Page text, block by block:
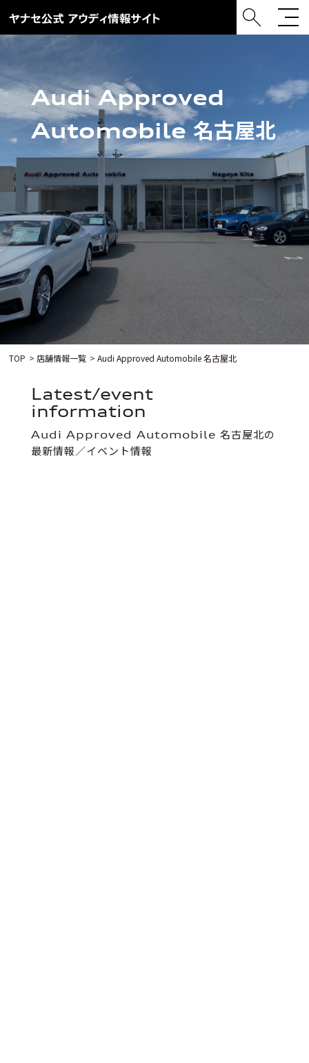
Audi Approved
Automobile 名古屋北
TOP 店舗情報一覧 Audi Approved Automobile 名古屋北
latest/event
information
Audi Approved Automobile 名古屋北の
最新情報／イベント情報